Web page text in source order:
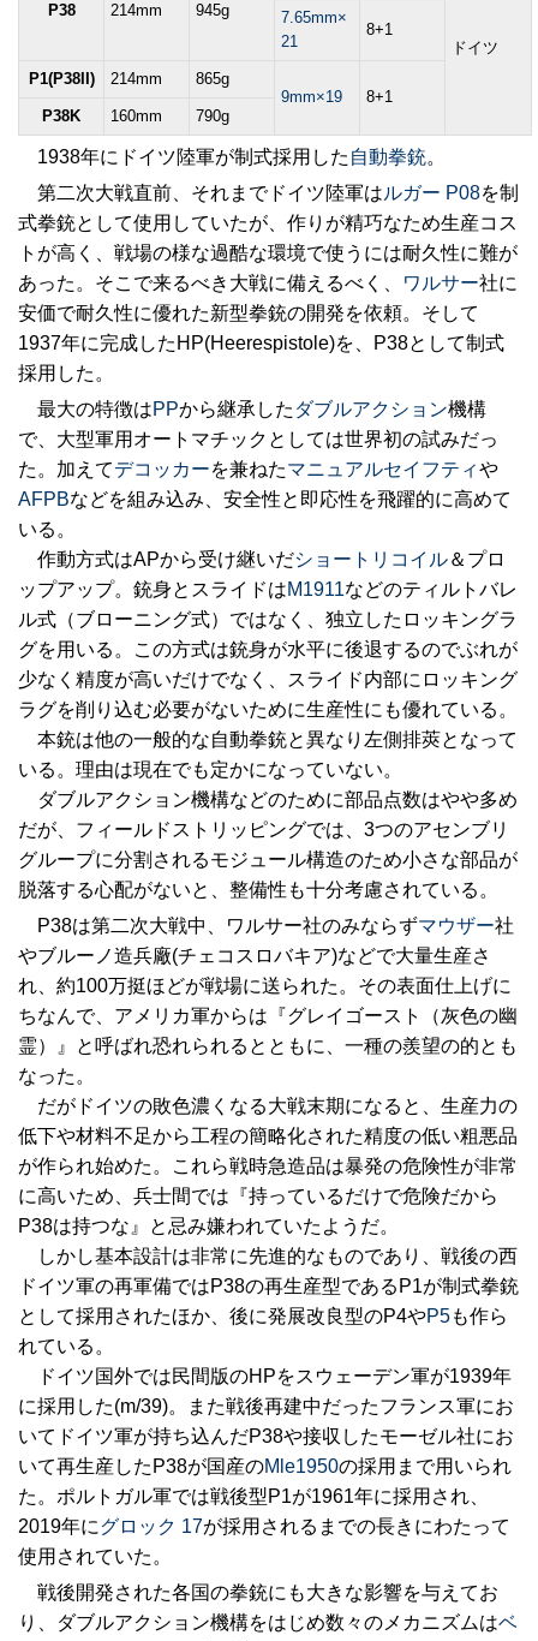
P38 214mm 945g
ドイツ
7.65mm×
21
8+1
P1(P38II) 214mm
865g
9mm×19
8+1
P38K
160mm 790g
1938年にドイツ陸軍が制式採用した 自動拳銃。
第二次大戦直前、それまでドイツ陸軍はルガー P08を制
式拳銃として使用していたが、作りが精巧なため生産コス
トが高く、戦場の様な過酷な環境で使うには耐久性に難が
あった。そこで来るべき大戦に備えるべく、
ワルサー社に
安価で耐久性に優れた新型拳銃の開発を依頼。そして
1937年に完成したHP(Heerespistole)を、P38として制式
採用した。
最大の特徴はPPから継承した ダブルアクション機構
で、大型軍用オートマチックとしては世界初の試みだっ
た。加えてデコッカーを兼ねたマニュアルセイフティや
AFPBなどを組み込み、安全性と即応性を飛躍的に高めて
いる。
作動方式はAPから受け継いだショートリコイル＆プロ
ップアップ。銃身とスライドはM1911などのティルトバレ
ル式（ブローニング式）ではなく、独立したロッキングラ
グを用いる。この方式は銃身が水平に後退するのでぶれが
少なく精度が高いだけでなく、スライド内部にロッキング
ラグを削り込む必要がないために生産性にも優れている。
本銃は他の一般的な自動拳銃と異なり左側排莢となって
いる。理由は現在でも定かになっていない。
ダブルアクション機構などのために部品点数はやや多め
だが、フィールドストリッピングでは、3つのアセンブリ
グループに分割されるモジュール構造のため小さな部品が
脱落する心配がないと、整備性も十分考慮されている。
P38は第二次大戦中、ワルサー社のみならずマウザー社
やブルーノ造兵廠(チェコスロバキア)などで大量生産さ
れ、約100万挺ほどが戦場に送られた。その表面仕上げに
ちなんで、アメリカ軍からは『グレイゴースト（灰色の幽
霊）』と呼ばれ恐れられるとともに、一種の羨望の的とも
なった。
だがドイツの敗色濃くなる大戦末期になると、生産力の
低下や材料不足から工程の簡略化された精度の低い粗悪品
が作られ始めた。これら戦時急造品は暴発の危険性が非常
に高いため、兵士間では『持っているだけで危険だから
P38は持つな』と忌み嫌われていたようだ。
しかし基本設計は非常に先進的なものであり、戦後の西
ドイツ軍の再軍備ではP38の再生産型であるP1が制式拳銃
として採用されたほか、後に発展改良型のP4やP5も作ら
れている。
ドイツ国外では民間版のHPをスウェーデン軍が1939年
に採用した(m/39)。また戦後再建中だったフランス軍にお
いてドイツ軍が持ち込んだP38や接収したモーゼル社にお
いて再生産したP38が国産のMle1950の採用まで用いられ
た。ポルトガル軍では戦後型P1が1961年に採用され、
2019年にグロック 17が採用されるまでの長きにわたって
使用されていた。
戦後開発された各国の拳銃にも大きな影響を与えてお
り、ダブルアクション機構をはじめ数々のメカニズムはベ